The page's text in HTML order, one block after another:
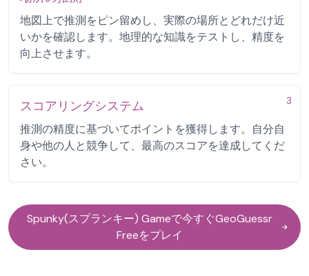
地図上で推測をピン留めし、実際の場所とどれだけ近
いかを確認します。地理的な知識をテストし、精度を
向上させます。
3
スコアリングシステム
推測の精度に基づいてポイントを獲得します。自分自
身や他の人と競争して、最高のスコアを達成してくだ
さい。
Spunky(スプランキー) Gameで今すぐGeoGuessr
Freeをプレイ